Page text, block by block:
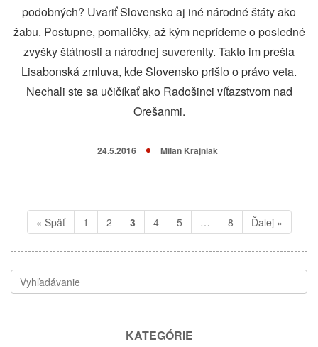
podobných? Uvariť Slovensko aj iné národné štáty ako
žabu. Postupne, pomaličky, až kým neprídeme o posledné
zvyšky štátnosti a národnej suverenity. Takto im prešla
Lisabonská zmluva, kde Slovensko prišlo o právo veta.
Nechali ste sa učičíkať ako Radošinci víťazstvom nad
Orešanmi.
24.5.2016 Milan Krajniak
« Späť 1 2 3 4 5 … 8 Ďalej »
KATEGÓRIE